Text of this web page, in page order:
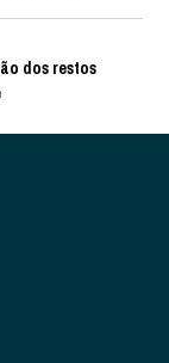
dos restos